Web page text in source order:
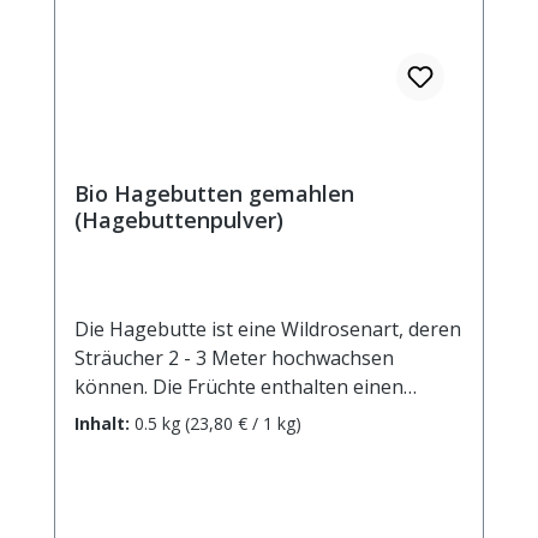
Bio Hagebutten gemahlen
(Hagebuttenpulver)
Die Hagebutte ist eine Wildrosenart, deren
Sträucher 2 - 3 Meter hochwachsen
können. Die Früchte enthalten einen
hohen Anteil an Vitamin C und werden
Inhalt: 0.5 kg (23,80 € / 1 kg)